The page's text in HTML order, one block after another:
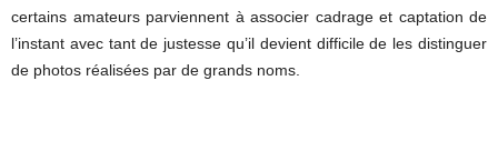
certains amateurs parviennent à associer cadrage et captation de
l’instant avec tant de justesse qu’il devient difficile de les distinguer
de photos réalisées par de grands noms.